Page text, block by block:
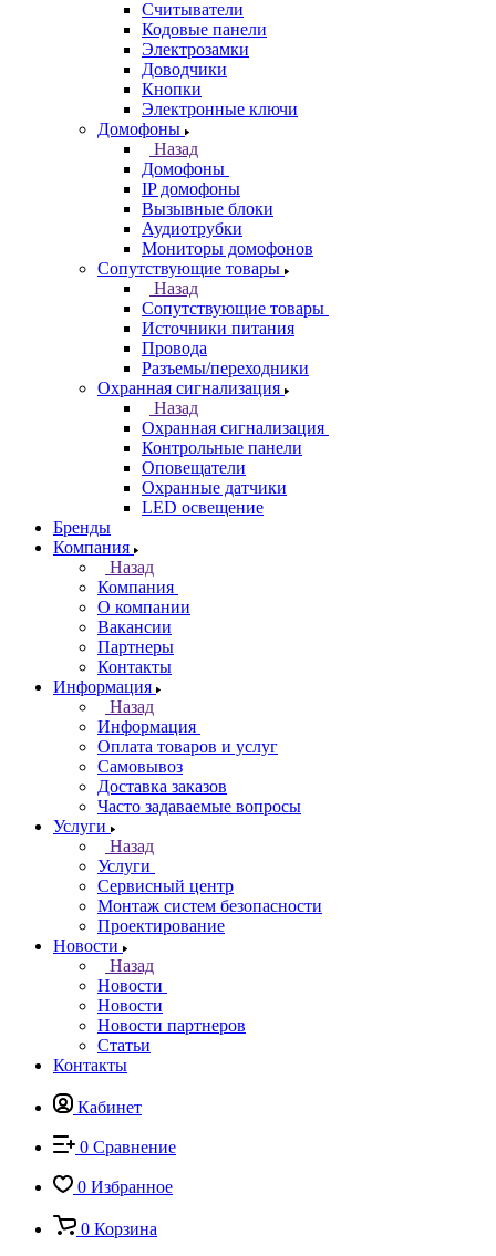
Считыватели
Кодовые панели
Электрозамки
Доводчики
Кнопки
Электронные ключи
Домофоны
Назад
Домофоны
IP домофоны
Вызывные блоки
Аудиотрубки
Мониторы домофонов
Сопутствующие товары
Назад
Сопутствующие товары
Источники питания
Провода
Разъемы/переходники
Охранная сигнализация
Назад
Охранная сигнализация
Контрольные панели
Оповещатели
Охранные датчики
LED освещение
Бренды
Компания
Назад
Компания
О компании
Вакансии
Партнеры
Контакты
Информация
Назад
Информация
Оплата товаров и услуг
Самовывоз
Доставка заказов
Часто задаваемые вопросы
Услуги
Назад
Услуги
Сервисный центр
Монтаж систем безопасности
Проектирование
Новости
Назад
Новости
Новости
Новости партнеров
Статьи
Контакты
Кабинет
0 Сравнение
0 Избранное
0 Корзина